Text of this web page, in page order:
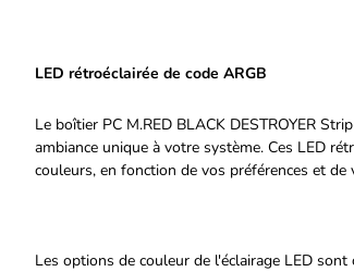
LED rétroéclairée de code ARGB
Le boîtier PC M.RED BLACK DESTROYER
ambiance unique à votre système. Ces LED
couleurs, en fonction de vos préférences et
Les options de couleur de l'éclairage LED